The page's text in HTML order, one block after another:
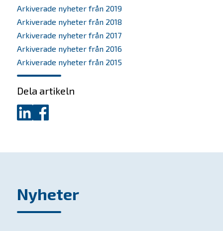
Bolagen
Alumner
Kontakta oss
Arkiverade nyheter från 2019
Arkiverade nyheter från 2018
Arkiverade nyheter från 2017
Arkiverade nyheter från 2016
Arkiverade nyheter från 2015
Dela artikeln
Dela
på
Dela
på
Nyheter